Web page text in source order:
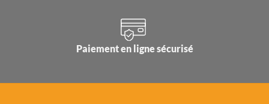
Paiement en ligne sécurisé